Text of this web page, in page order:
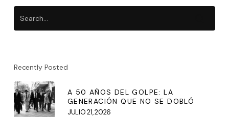
Recently Posted
A 50 AÑOS DEL GOLPE: LA
GENERACIÓN QUE NO SE DOBLÓ
JULIO 21, 2026